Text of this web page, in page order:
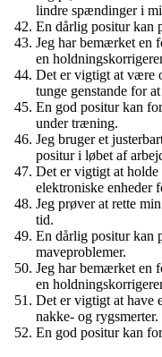
lindre spændinger i
En dårlig positur kan
Jeg har bemærket en
en
Det er vigtigt at være
tunge genstande for
En god positur kan
under træning.
Jeg bruger et
positur i løbet af
Det er vigtigt at
elektroniske enheder
Jeg prøver at rette
tid.
En dårlig positur kan
maveproblemer.
Jeg har bemærket en
en
Det er vigtigt at have
nakke- og rygsmerter.
En god positur kan